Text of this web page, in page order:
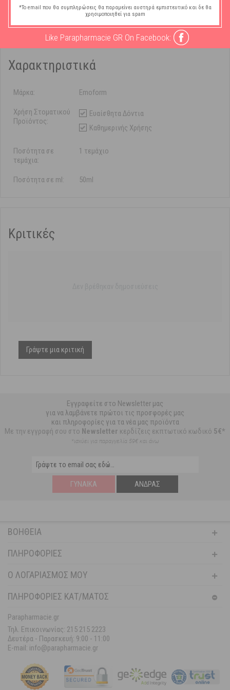
άνω των 12 ετών.
Χαρακτηριστικά
Μάρκα: Emoform
Χρήση Στοματικού
Προϊόντος:
Ευαίσθητα Δόντια
Καθημερινής Χρήσης
Ποσότητα σε
τεμάχια:
1 τεμάχιο
Ποσότητα σε ml: 50ml
Κριτικές
Γράψτε μια κριτική
Εγγραφείτε στο Newsletter μας
για να λαμβάνετε πρώτοι τις προσφορές μας
και πληροφορίες για τα νέα μας προϊόντα
Με την εγγραφή σου στο Newsletter κερδίζεις εκπτωτικό κωδικό 5€*
*ισχύει για παραγγελία 59€ και άνω
ΓΥΝΑΊΚΑ ΆΝΔΡΑΣ
ΒΟΉΘΕΙΑ
ΠΛΗΡΟΦΟΡΊΕΣ
Ο ΛΟΓΑΡΙΑΣΜΌΣ ΜΟΥ
ΠΛΗΡΟΦΟΡΙΕΣ ΚΑΤ/ΜΑΤΟΣ
Parapharmacie.gr
Τηλ. Επικοινωνίας: 215 215 2223
Δευτέρα - Παρασκευή: 9:00 - 11:00
E-mail: info@parapharmacie.gr
*Το email που θα συμπληρώσεις θα παραμείνει αυστηρά εμπιστευτικό και δε θα
χρησιμοποιηθεί για spam
Like Parapharmacie GR On Facebook: